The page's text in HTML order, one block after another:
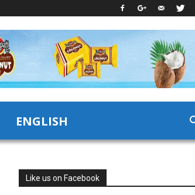
ENGLISH
Like us on Facebook